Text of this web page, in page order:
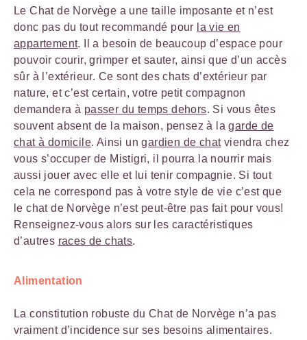
Le Chat de Norvège a une taille imposante et n’est
donc pas du tout recommandé pour la vie en
appartement. Il a besoin de beaucoup d’espace pour
pouvoir courir, grimper et sauter, ainsi que d’un accès
sûr à l’extérieur. Ce sont des chats d’extérieur par
nature, et c’est certain, votre petit compagnon
demandera à passer du temps dehors. Si vous êtes
souvent absent de la maison, pensez à lagarde de
chat à domicile. Ainsi ungardien de chatviendra chez
vous s’occuper de Mistigri, il pourra la nourrir mais
aussi jouer avec elle et lui tenir compagnie. Si tout
cela ne correspond pas à votre style de vie c’est que
le chat de Norvège n’est peut-être pas fait pour vous!
Renseignez-vous alors sur les caractéristiques
d’autres races de chats.
Alimentation
La constitution robuste du Chat de Norvège n’a pas
vraiment d’incidence sur ses besoins alimentaires.